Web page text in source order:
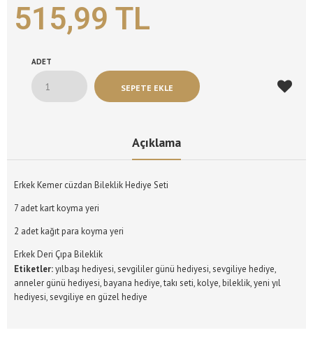
515,99 TL
ADET
Açıklama
Erkek Kemer cüzdan Bileklik Hediye Seti
7 adet kart koyma yeri
2 adet kağıt para koyma yeri
Erkek Deri Çıpa Bileklik
Etiketler:yılbaşı hediyesi,sevgililer günü hediyesi,sevgiliye hediye,
anneler günü hediyesi,bayana hediye,takı seti,kolye,bileklik,yeni yıl
hediyesi,sevgiliye en güzel hediye